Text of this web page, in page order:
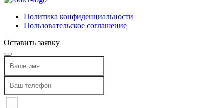
Политика конфиденциальности
Пользовательское соглашение
Оставить заявку